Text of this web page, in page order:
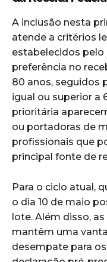
A inclusão nesta
atende a critérios
estabelecidos pelo
preferência no
80 anos, seguidos
igual ou superior a
prioritária
ou portadoras de
profissionais que
principal fonte de
Para o ciclo atual,
o dia 10 de maio
lote. Além disso,
mantêm uma
desempate para